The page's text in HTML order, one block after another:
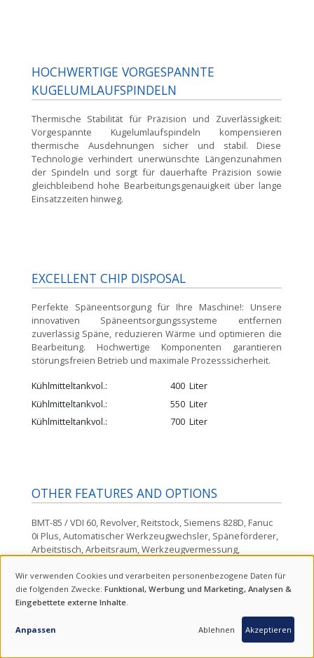
HOCHWERTIGE VORGESPANNTE
KUGELUMLAUFSPINDELN
Thermische Stabilität für Präzision und Zuverlässigkeit:
Vorgespannte Kugelumlaufspindeln kompensieren
thermische Ausdehnungen sicher und stabil. Diese
Technologie verhindert unerwünschte Längenzunahmen
der Spindeln und sorgt für dauerhafte Präzision sowie
gleichbleibend hohe Bearbeitungsgenauigkeit über lange
Einsatzzeiten hinweg.
EXCELLENT CHIP DISPOSAL
Perfekte Späneentsorgung für Ihre Maschine!: Unsere
innovativen Späneentsorgungssysteme entfernen
zuverlässig Späne, reduzieren Wärme und optimieren die
Bearbeitung. Hochwertige Komponenten garantieren
störungsfreien Betrieb und maximale Prozesssicherheit.
Kühlmitteltankvol. 400 Liter
Kühlmitteltankvol.
550 Liter
Kühlmitteltankvol.
700 Liter
OTHER FEATURES AND OPTIONS
BMT-85 / VDI 60, Revolver, Reitstock, Siemens 828D, Fanuc
0i Plus, Automatischer Werkzeugwechsler, Späneförderer,
Arbeitstisch, Arbeitsraum, Werkzeugvermessung,
ANGEBOT ANFORDERN.
VERWENDUNG
VON
PERSONENBEZOGENEN
Wir verwenden Cookies und verarbeiten personenbezogene Daten für
die folgenden Zwecke:Funktional, Werbung und Marketing, Analysen &
Eingebettete externe Inhalte.
Anpassen Ablehnen Akzeptieren